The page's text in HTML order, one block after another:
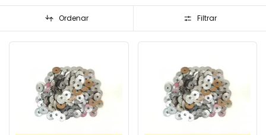
Ordenar Filtrar